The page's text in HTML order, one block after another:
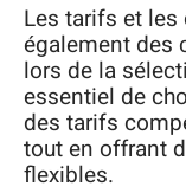
Les tarifs et
également des
lors de la
essentiel de
des tarifs
tout en offrant
flexibles.